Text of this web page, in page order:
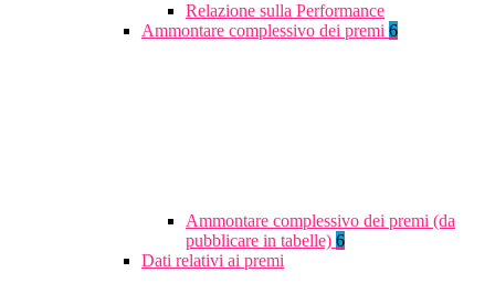
Relazione sulla Performance
Ammontare complessivo dei premi 6
Ammontare complessivo dei premi (da
pubblicare in tabelle) 6
Dati relativi ai premi